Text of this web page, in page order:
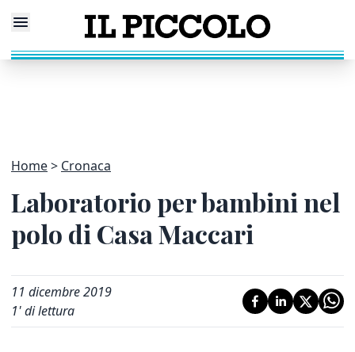
Home Cronaca
Laboratorio per bambini nel
polo di Casa Maccari
11 dicembre 2019
1' di lettura